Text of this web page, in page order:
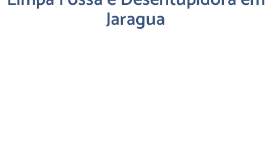
Jaragua